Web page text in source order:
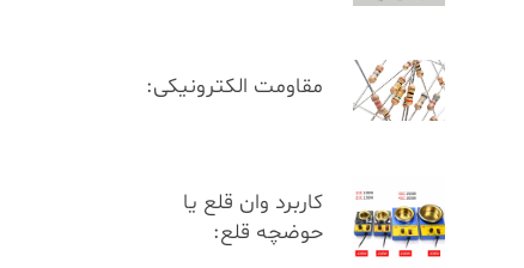
مقاومت الکترونیکی:
کاربرد وان قلع یا
حوضچه قلع: